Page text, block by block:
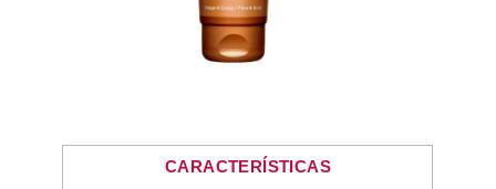
CARACTERÍSTICAS